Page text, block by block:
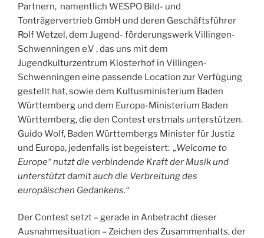
Partnern, namentlich WESPO Bild- und
Tonträgervertrieb GmbH und deren Geschäftsführer
Rolf Wetzel, dem Jugend- förderungswerk Villingen-
Schwenningen e.V , das uns mit dem
Jugendkulturzentrum Klosterhof in Villingen-
Schwenningen eine passende Location zur Verfügung
gestellt hat, sowie dem Kultusministerium Baden
Württemberg und dem Europa-Ministerium Baden
Württemberg, die den Contest erstmals unterstützen.
Guido Wolf, Baden Württembergs Minister für Justiz
und Europa, jedenfalls ist begeistert: „Welcome to
Europe“ nutzt die verbindende Kraft der Musik und
unterstützt damit auch die Verbreitung des
europäischen Gedankens.“
Der Contest setzt – gerade in Anbetracht dieser
Ausnahmesituation – Zeichen des Zusammenhalts, der